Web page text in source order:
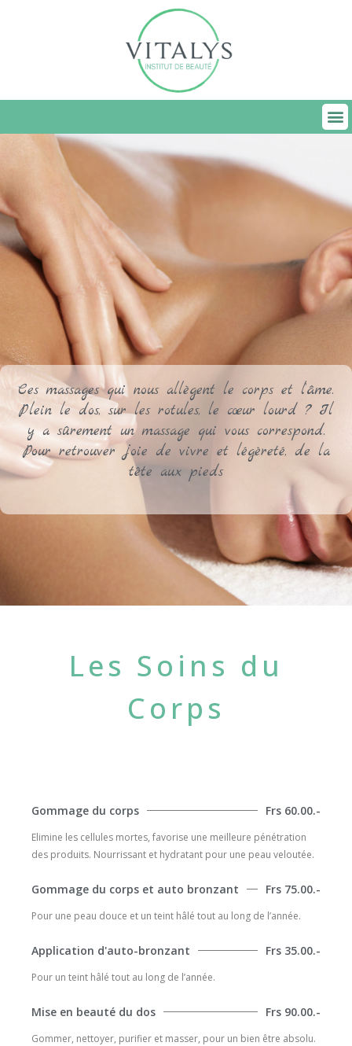
Ces massages qui nous allègent le corps et l’âme.
Plein le dos, sur les rotules, le cœur lourd ? Il
y a sûrement un massage qui vous correspond.
Pour retrouver joie de vivre et légèreté, de la
tête aux pieds
Les Soins du
Corps
Gommage du corps Frs 60.00.-
Elimine les cellules mortes, favorise une meilleure pénétration
des produits. Nourrissant et hydratant pour une peau veloutée.
Gommage du corps et auto bronzant Frs 75.00.-
Pour une peau douce et un teint hâlé tout au long de l’année.
Application d'auto-bronzant Frs 35.00.-
Pour un teint hâlé tout au long de l’année.
Mise en beauté du dos Frs 90.00.-
Gommer, nettoyer, purifier et masser, pour un bien être absolu.